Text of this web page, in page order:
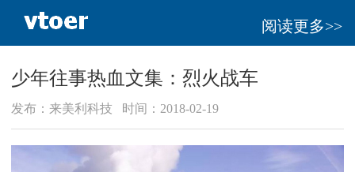
阅读更多>>
少年往事热血文集：烈火战车
发布：来美利科技 时间：2018-02-19